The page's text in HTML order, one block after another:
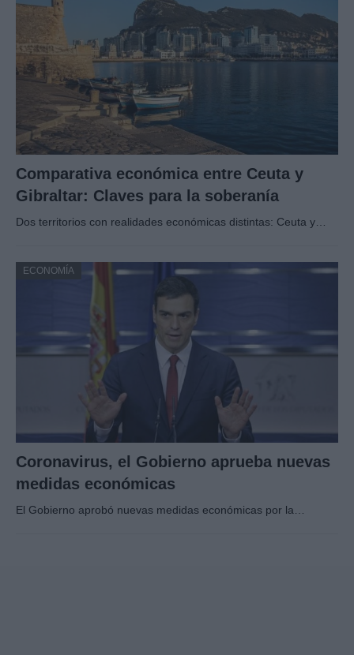
Comparativa económica entre Ceuta y
Gibraltar: Claves para la soberanía
Dos territorios con realidades económicas distintas: Ceuta y…
ECONOMÍA
Coronavirus, el Gobierno aprueba nuevas
medidas económicas
El Gobierno aprobó nuevas medidas económicas por la…